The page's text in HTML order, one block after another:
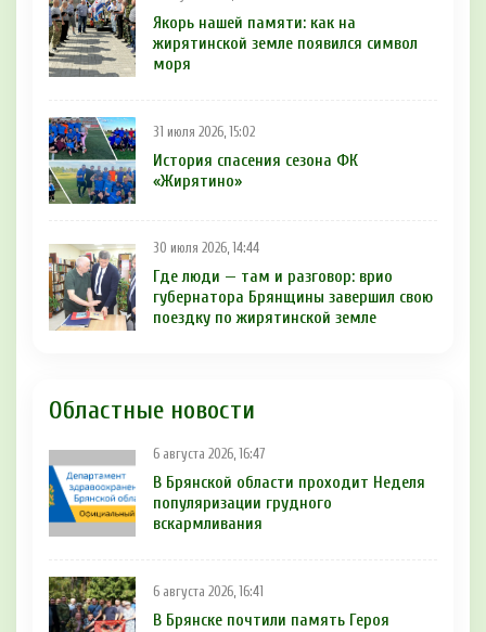
Якорь нашей памяти: как на
жирятинской земле появился символ
моря
31 июля 2026, 15:02
История спасения сезона ФК
«Жирятино»
30 июля 2026, 14:44
Где люди — там и разговор: врио
губернатора Брянщины завершил свою
поездку по жирятинской земле
Областные новости
6 августа 2026, 16:47
В Брянской области проходит Неделя
популяризации грудного
вскармливания
6 августа 2026, 16:41
В Брянске почтили память Героя